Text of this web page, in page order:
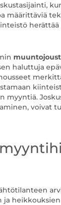
määrittäviä
haluttuja
myyntiä.
voivat